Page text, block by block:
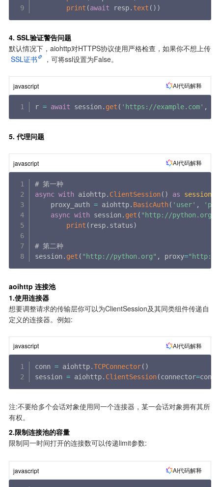
print (await resp. text ( ) )
4. SSL验证警告问题
默认情况下，aiohttp对HTTPS协议使用严格检查，如果你不想上传
SSL证书
，可将ssl设置为False。
javascript AI代码解释
r = await session. get ( 'https://example.com' ,
5. 代理问题
javascript AI代码解释
async with aiohttp. ClientSession( ) as session
    proxy_auth
= aiohttp. BasicAuth( 'user' ,
async with session. get ( "http://python.org"
print ( resp. status)
# 第二种
session. get ( "http://python.org" , proxy="http://
aoihttp 连接池
1.使用连接器
想要调整请求的传输层你可以为ClientSession及其同类组件传递自
定义的连接器。例如:
javascript AI代码解释
conn = aiohttp.TCPConnector( )
session = aiohttp. ClientSession(connector=conn
注:不要给多个会话对象使用同一个连接器，某一会话对象拥有其所
有权。
2.限制连接池的容量
限制同一时间打开的连接数可以传递limit参数:
javascript AI代码解释